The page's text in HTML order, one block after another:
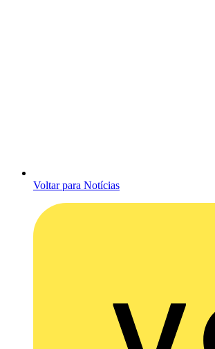
Voltar para Notícias